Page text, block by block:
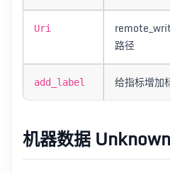
Uri
路径
add_label 给指标增加
机器数据